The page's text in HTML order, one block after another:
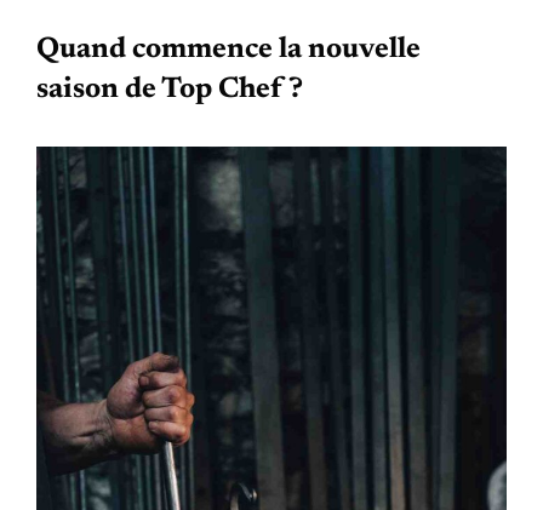
Quand commence la nouvelle
saison de Top Chef ?